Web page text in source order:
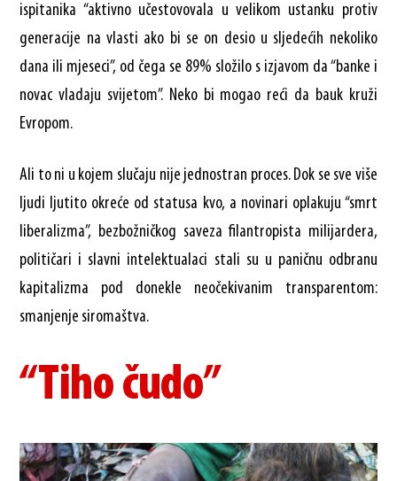
ispitanika “aktivno učestovovala u velikom ustanku protiv
generacije na vlasti ako bi se on desio u sljedećih nekoliko
dana ili mjeseci”, od čega se 89% složilo s izjavom da “banke i
novac vladaju svijetom”. Neko bi mogao reći da bauk kruži
Evropom.
Ali to ni u kojem slučaju nije jednostran proces. Dok se sve više
ljudi ljutito okreće od statusa kvo, a novinari oplakuju “smrt
liberalizma”, bezbožničkog saveza filantropista milijardera,
političari i slavni intelektualaci stali su u paničnu odbranu
kapitalizma pod donekle neočekivanim transparentom:
smanjenje siromaštva.
“Tiho čudo”